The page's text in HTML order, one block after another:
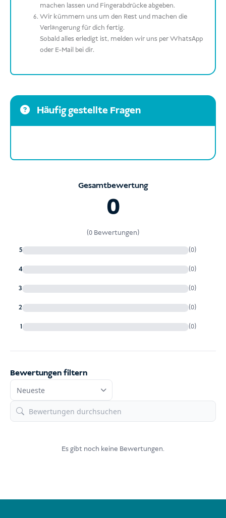
machen lassen und Fingerabdrücke abgeben.
Wir kümmern uns um den Rest und machen die
Verlängerung für dich fertig.
Sobald alles erledigt ist, melden wir uns per WhatsApp
oder E-Mail bei dir.
Häufig gestellte Fragen
Gesamtbewertung
0
(0 Bewertungen)
5
(0)
4
(0)
3
(0)
2
(0)
1
(0)
Bewertungen filtern
Es gibt noch keine Bewertungen.